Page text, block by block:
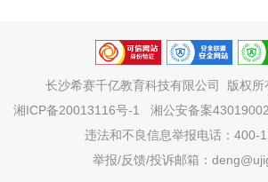
长沙希赛千亿教育科技有限公司
版权
湘ICP备20013116号-1
湘公安备案
违法和不良信息举报电话：400-
举报/反馈/投诉邮箱：